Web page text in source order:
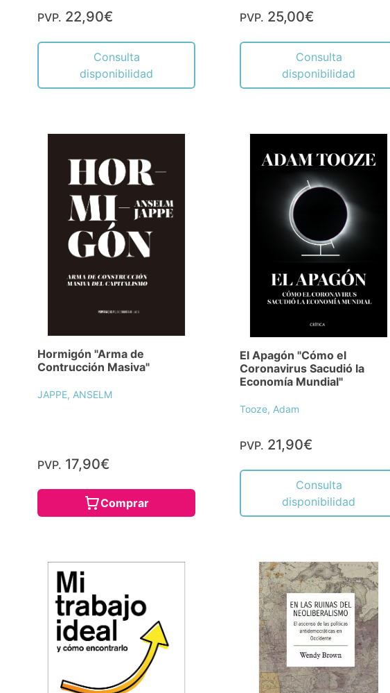
PVP. 22,90€
Consulta
disponibilidad
PVP. 25,00€
Consulta
disponibilidad
Hormigón "Arma de
Contrucción Masiva"
JAPPE, ANSELM
PVP. 17,90€
Comprar
El Apagón "Cómo el
Coronavirus Sacudió la
Economía Mundial"
Tooze, Adam
PVP. 21,90€
Consulta
disponibilidad